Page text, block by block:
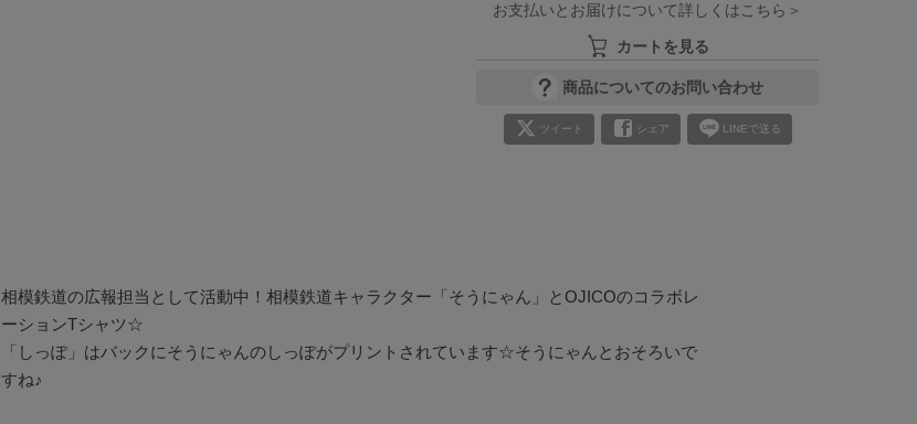
お支払いとお届けについて詳しくはこちら＞
カートを見る
商品についてのお問い合わせ
ツイート シェア LINEで送る
相模鉄道の広報担当として活動中！相模鉄道キャラクター「そうにゃん」とOJICOのコラボレ
ーションTシャツ☆
「しっぽ」はバックにそうにゃんのしっぽがプリントされています☆そうにゃんとおそろいで
すね♪